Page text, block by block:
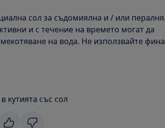
сол за съдомиялна и / или пералня.
и с течение на времето могат да
на вода. Не използвайте фина
кутията със сол